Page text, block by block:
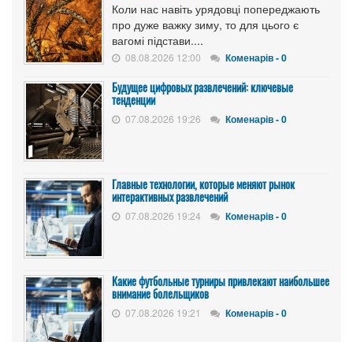
Коли нас навіть урядовці попереджають
про дуже важку зиму, то для цього є
вагомі підстави....
08.08.2026 12:00 Коменарів - 0
Будущее цифровых развлечений: ключевые
тенденции
07.08.2026 19:26 Коменарів - 0
Главные технологии, которые меняют рынок
интерактивных развлечений
07.08.2026 19:24 Коменарів - 0
Какие футбольные турниры привлекают наибольшее
внимание болельщиков
07.08.2026 19:21 Коменарів - 0